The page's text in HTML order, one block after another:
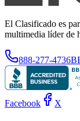
El Clasificado es
multimedia líder de
888-277-4736
Facebook X